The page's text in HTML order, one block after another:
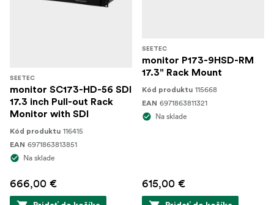
SEETEC
monitor SC173-HD-56 SDI
17.3 inch Pull-out Rack
Monitor with SDI
Kód produktu 116415
EAN 6971863813851
Na sklade
666,00 €
SEETEC
monitor P173-9HSD-RM
17.3" Rack Mount
Kód produktu 115668
EAN 6971863811321
Na sklade
615,00 €